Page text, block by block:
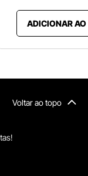
ADICIONAR
Voltar ao topo